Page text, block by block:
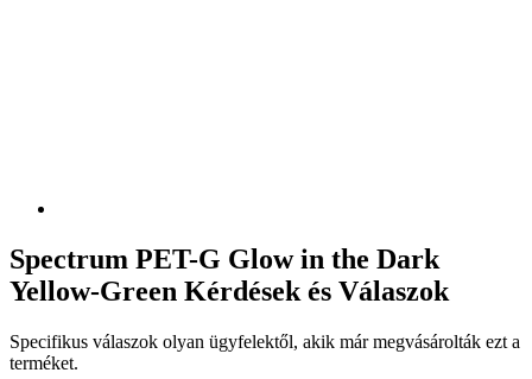
Spectrum PET-G Glow in the Dark
Yellow-Green Kérdések és Válaszok
Specifikus válaszok olyan ügyfelektől, akik már megvásárolták ezt a
terméket.